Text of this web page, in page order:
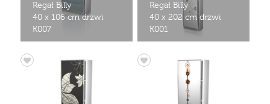
Regał Billy
40 x 106 cm drzwi
K007
Regał Billy
40 x 202 cm drzwi
K001